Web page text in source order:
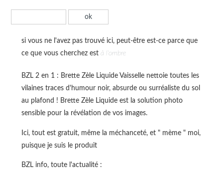
si vous ne l'avez pas trouvé ici, peut-être est-ce parce que
ce que vous cherchez est à l'ombre
BZL 2 en 1 : Brette Zèle Liquide Vaisselle nettoie toutes les
vilaines traces d'humour noir, absurde ou surréaliste du sol
au plafond ! Brette Zèle Liquide est la solution photo
sensible pour la révélation de vos images.
Ici, tout est gratuit, même la méchanceté, et " mème " moi,
puisque je suis le produit
BZL info, toute l'actualité :